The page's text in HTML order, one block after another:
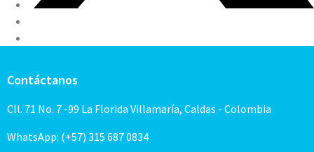
Contáctanos
Cll. 71 No. 7 -99 La Florida Villamaría, Caldas - Colombia
WhatsApp: (+57) 315 687 0834